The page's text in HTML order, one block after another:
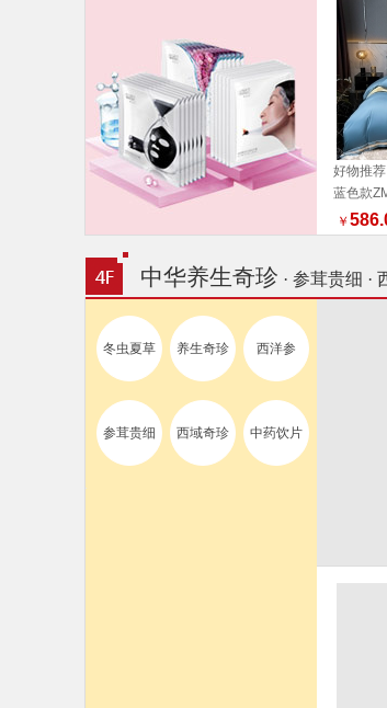
好物推
蓝色款
棉 家纺
特惠促
￥
中华养生奇珍 · 参茸贵细 ·
冬虫夏草 养生奇珍 西洋参
参茸贵细 西域奇珍 中药饮片